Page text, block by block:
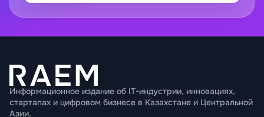
Информационное издание об IT-индустрии, инновациях,
стартапах и цифровом бизнесе в Казахстане и Центральной
Азии.